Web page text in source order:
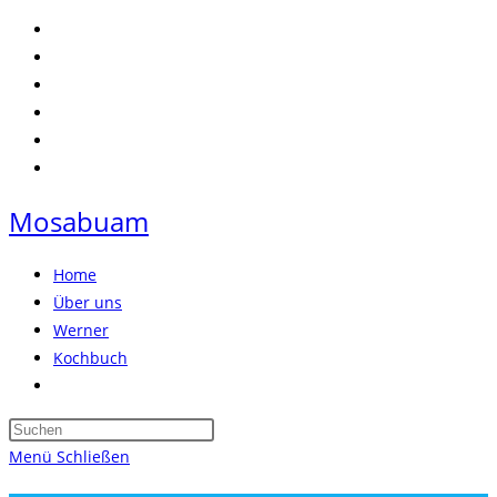
Zum
Inhalt
springen
Mosabuam
Home
Über uns
Werner
Kochbuch
umschalten
Press
Menü Schließen